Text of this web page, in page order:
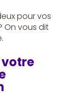
pour vos
On vous dit